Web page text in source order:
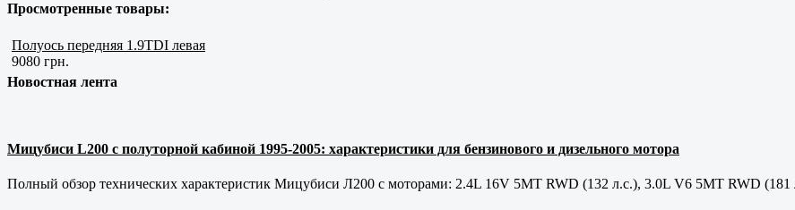
Просмотренные товары:
Полуось передняя 1.9TDI левая
9080 грн.
Новостная лента
Мицубиси L200 с полуторной кабиной 1995-2005: характеристики для бензинового и дизельного мотора
Полный обзор технических характеристик Мицубиси Л200 с моторами: 2.4L 16V 5MT RWD (132 л.с.), 3.0L V6 5MT RWD